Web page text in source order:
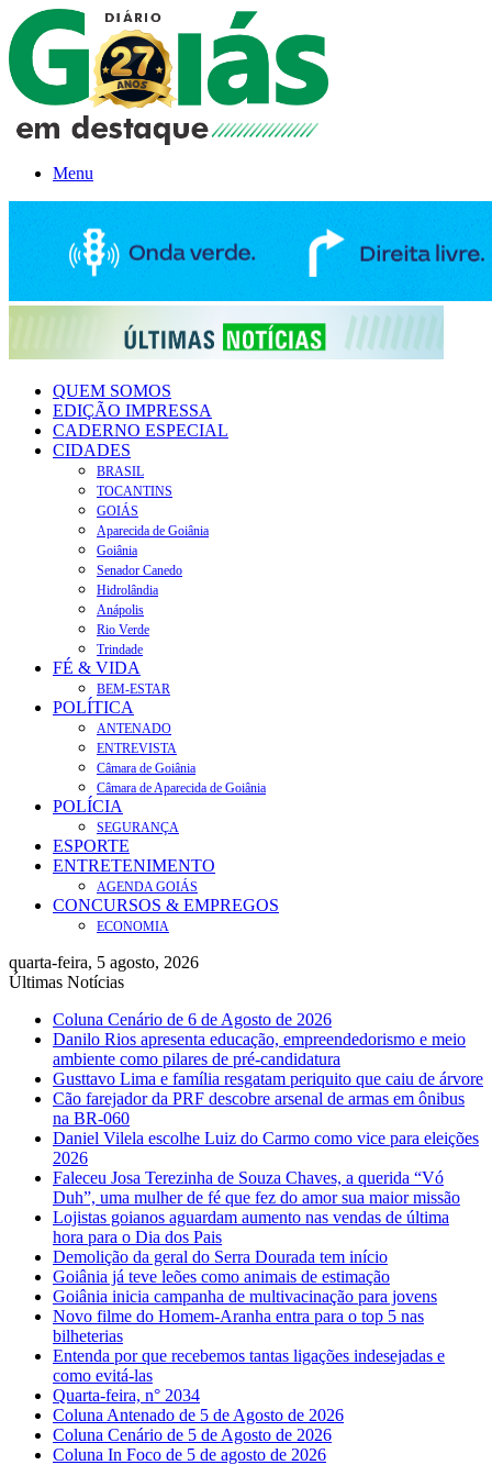
Menu
QUEM SOMOS
EDIÇÃO IMPRESSA
CADERNO ESPECIAL
CIDADES
BRASIL
TOCANTINS
GOIÁS
Aparecida de Goiânia
Goiânia
Senador Canedo
Hidrolândia
Anápolis
Rio Verde
Trindade
FÉ & VIDA
BEM-ESTAR
POLÍTICA
ANTENADO
ENTREVISTA
Câmara de Goiânia
Câmara de Aparecida de Goiânia
POLÍCIA
SEGURANÇA
ESPORTE
ENTRETENIMENTO
AGENDA GOIÁS
CONCURSOS & EMPREGOS
ECONOMIA
quarta-feira, 5 agosto, 2026
Últimas Notícias
Coluna Cenário de 6 de Agosto de 2026
Danilo Rios apresenta educação, empreendedorismo e meio
ambiente como pilares de pré-candidatura
Gusttavo Lima e família resgatam periquito que caiu de árvore
Cão farejador da PRF descobre arsenal de armas em ônibus
na BR-060
Daniel Vilela escolhe Luiz do Carmo como vice para eleições
2026
Faleceu Josa Terezinha de Souza Chaves, a querida “Vó
Duh”, uma mulher de fé que fez do amor sua maior missão
Lojistas goianos aguardam aumento nas vendas de última
hora para o Dia dos Pais
Demolição da geral do Serra Dourada tem início
Goiânia já teve leões como animais de estimação
Goiânia inicia campanha de multivacinação para jovens
Novo filme do Homem-Aranha entra para o top 5 nas
bilheterias
Entenda por que recebemos tantas ligações indesejadas e
como evitá-las
Quarta-feira, n° 2034
Coluna Antenado de 5 de Agosto de 2026
Coluna Cenário de 5 de Agosto de 2026
Coluna In Foco de 5 de agosto de 2026